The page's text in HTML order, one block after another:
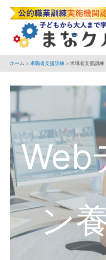
キ
ホーム 求職者支援訓練 求職者支援訓
Web
ン